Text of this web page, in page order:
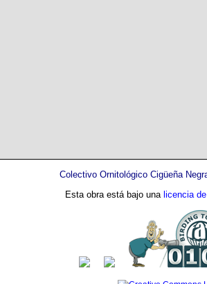
Colectivo Ornitológico Cigüeña
Esta obra está bajo una licencia